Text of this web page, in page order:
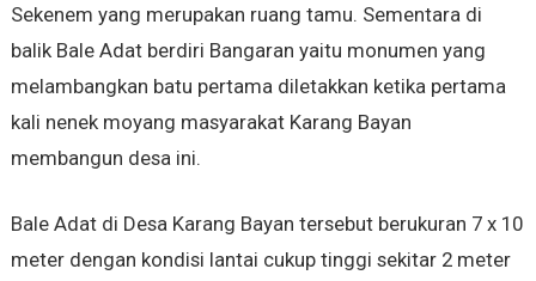
Sekenem yang merupakan ruang tamu. Sementara di
balik Bale Adat berdiri Bangaran yaitu monumen yang
melambangkan batu pertama diletakkan ketika pertama
kali nenek moyang masyarakat Karang Bayan
membangun desa ini.
Bale Adat di Desa Karang Bayan tersebut berukuran 7 x 10
meter dengan kondisi lantai cukup tinggi sekitar 2 meter